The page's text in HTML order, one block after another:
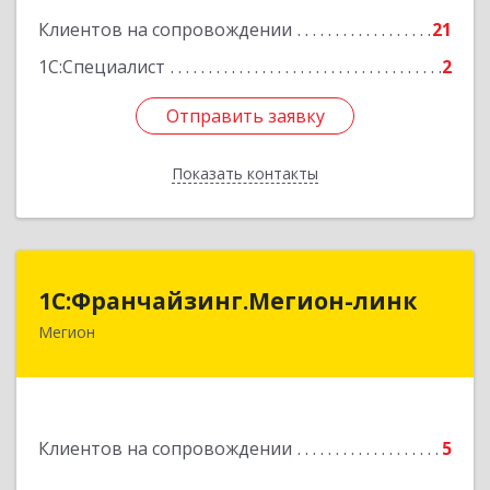
Клиентов на сопровождении
21
1С:Специалист
2
Отправить заявку
Показать контакты
Подробнее
Отправить заявку
Назад
1С:Франчайзинг.Мегион-линк
Мегион
Клиентов на сопровождении 5
1С:Франчайзинг.Мегион-линк